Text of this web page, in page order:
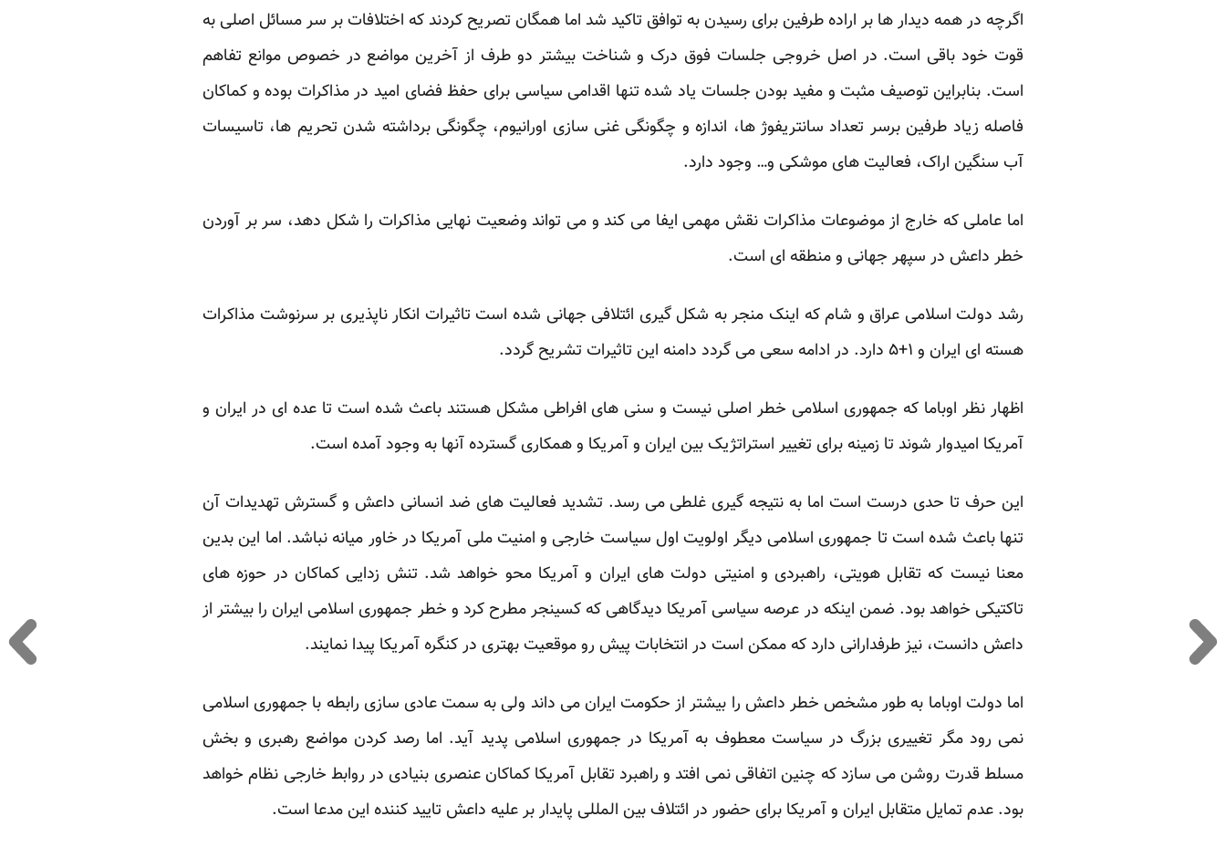
اگرچه در همه دیدار ها بر اراده طرفین برای رسیدن به توافق تاکید شد اما همگان تصریح کردند که اختلافات بر سر مسائل اصلی به
قوت خود باقی است. در اصل خروجی جلسات فوق درک و شناخت بیشتر دو طرف از آخرین مواضع در خصوص موانع تفاهم
است. بنابراین توصیف مثبت و مفید بودن جلسات یاد شده تنها اقدامی سیاسی برای حفظ فضای امید در مذاکرات بوده و کماکان
فاصله زیاد طرفین برسر تعداد سانتریفوژ ها، اندازه و چگونگی غنی سازی اورانیوم، چگونگی برداشته شدن تحریم ها، تاسیسات
آب سنگین اراک، فعالیت های موشکی و… وجود دارد.
اما عاملی که خارج از موضوعات مذاکرات نقش مهمی ایفا می کند و می تواند وضعیت نهایی مذاکرات را شکل دهد، سر بر آوردن
خطر داعش در سپهر جهانی و منطقه ای است.
رشد دولت اسلامی عراق و شام که اینک منجر به شکل گیری ائتلافی جهانی شده است تاثیرات انکار ناپذیری بر سرنوشت مذاکرات
هسته ای ایران و ۱+۵ دارد. در ادامه سعی می گردد دامنه این تاثیرات تشریح گردد.
اظهار نظر اوباما که جمهوری اسلامی خطر اصلی نیست و سنی های افراطی مشکل هستند باعث شده است تا عده ای در ایران و
آمریکا امیدوار شوند تا زمینه برای تغییر استراتژیک بین ایران و آمریکا و همکاری گسترده آنها به وجود آمده است.
این حرف تا حدی درست است اما به نتیجه گیری غلطی می رسد. تشدید فعالیت های ضد انسانی داعش و گسترش تهدیدات آن
تنها باعث شده است تا جمهوری اسلامی دیگر اولویت اول سیاست خارجی و امنیت ملی آمریکا در خاور میانه نباشد. اما این بدین
معنا نیست که تقابل هویتی، راهبردی و امنیتی دولت های ایران و آمریکا محو خواهد شد. تنش زدایی کماکان در حوزه های
تاکتیکی خواهد بود. ضمن اینکه در عرصه سیاسی آمریکا دیدگاهی که کسینجر مطرح کرد و خطر جمهوری اسلامی ایران را بیشتر از
داعش دانست، نیز طرفدارانی دارد که ممکن است در انتخابات پیش رو موقعیت بهتری در کنگره آمریکا پیدا نمایند.
اما دولت اوباما به طور مشخص خطر داعش را بیشتر از حکومت ایران می داند ولی به سمت عادی سازی رابطه با جمهوری اسلامی
نمی رود مگر تغییری بزرگ در سیاست معطوف به آمریکا در جمهوری اسلامی پدید آید. اما رصد کردن مواضع رهبری و بخش
مسلط قدرت روشن می سازد که چنین اتفاقی نمی افتد و راهبرد تقابل آمریکا کماکان عنصری بنیادی در روابط خارجی نظام خواهد
بود. عدم تمایل متقابل ایران و آمریکا برای حضور در ائتلاف بین المللی پایدار بر علیه داعش تایید کننده این مدعا است.